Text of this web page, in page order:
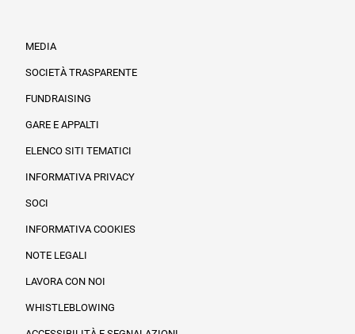
MEDIA
SOCIETÀ TRASPARENTE
FUNDRAISING
GARE E APPALTI
ELENCO SITI TEMATICI
INFORMATIVA PRIVACY
SOCI
INFORMATIVA COOKIES
NOTE LEGALI
LAVORA CON NOI
WHISTLEBLOWING